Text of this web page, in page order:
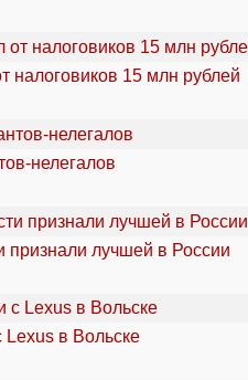
налоговиков 15 млн рублей
нелегалов
лучшей в России
в Вольске